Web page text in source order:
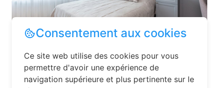
Les plateformes spécialisées : Des